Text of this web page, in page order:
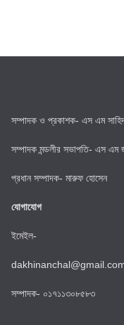
সম্পাদক ও প্রকাশক- এস এম
সম্পাদক মন্ডলীর সভাপতি- এস এম
প্রধান সম্পাদক- মারুফ হোসেন
যোগাযোগ
ইমেইল-
সম্পাদক- ০১৭১১৩০৮৫৮৩